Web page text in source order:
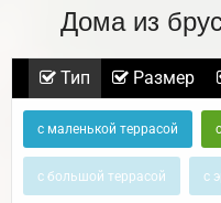
Дома из
Тип Размер
с маленькой террасой
с большой террасой с